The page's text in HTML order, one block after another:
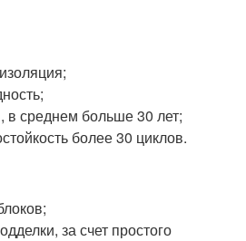
в среднем больше 30 лет;
более 30 циклов.
за счет простого